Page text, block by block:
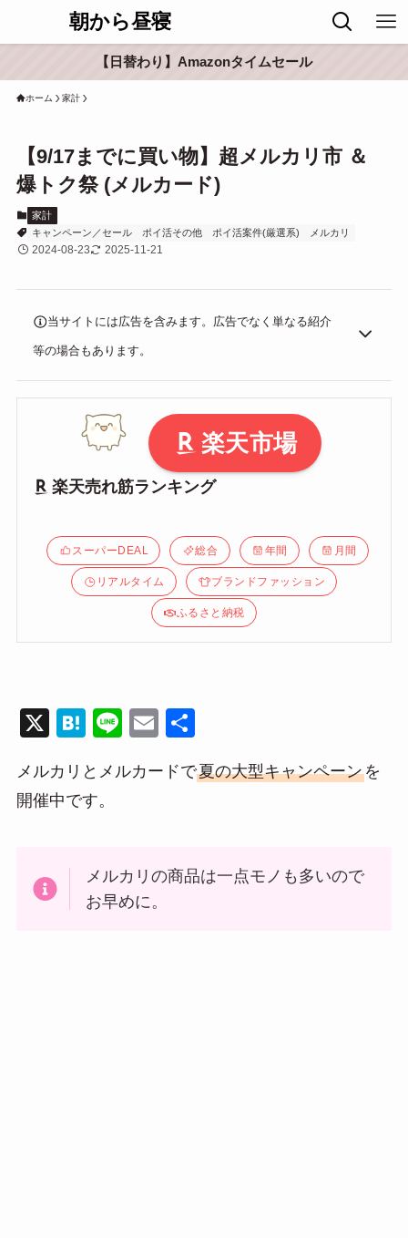
朝から昼寝
【日替わり】Amazonタイムセール
ホーム 家計
【9/17までに買い物】超メルカリ市 ＆
爆トク祭 (メルカード)
家計
キャンペーン／セール
ポイ活その他 ポイ活案件(厳選系) メルカリ
2024-08-23 2025-11-21
当サイトには広告を含みます。広告でなく単なる紹介
等の場合もあります。
楽天市場
楽天売れ筋ランキング
スーパーDEAL 総合 年間 月間
リアルタイム ブランドファッション
ふるさと納税
X
H
e
n
Li
e
E
ail
メルカリとメルカードで夏の大型キャンペーンを
開催中です。
メルカリの商品は一点モノも多いので
お早めに。